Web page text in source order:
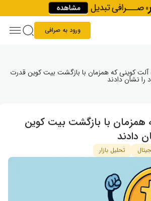
ورود به صرافی
‌کوینی که همزمان با بازگشت بیت ‌کوین قدرت
را نشان دادند
همزمان با بازگشت بیت ‌کوین
دادند
تحلیل بازار